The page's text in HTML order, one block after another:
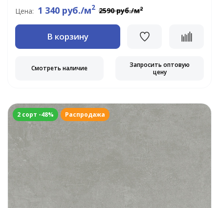
Цена: 1 340 руб./м2 2590 руб./м2
В корзину
Смотреть наличие
Запросить оптовую
цену
2 сорт -48% Распродажа